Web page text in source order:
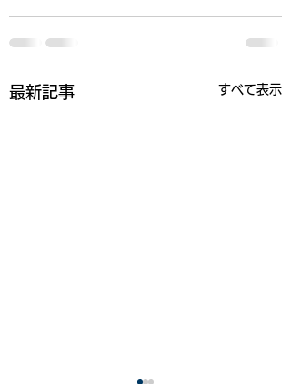
最新記事 すべて表示